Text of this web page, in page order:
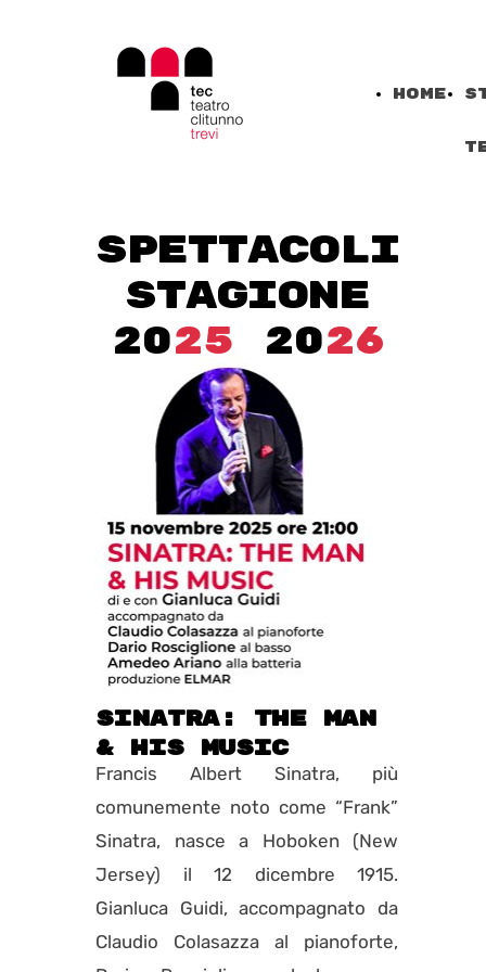
Home
SPETTACOLI
STAGIONE
20252026
sinatra: THE MAN
& HIS MUSIC
Francis Albert Sinatra, più
comunemente noto come “Frank”
Sinatra, nasce a Hoboken (New
Jersey) il 12 dicembre 1915.
Gianluca Guidi, accompagnato da
Claudio Colasazza al pianoforte,